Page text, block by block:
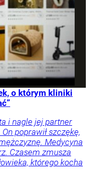
o którym kliniki
i nagle jej partner
poprawił szczękę,
Medycyna
Czasem zmusza
którego kocha